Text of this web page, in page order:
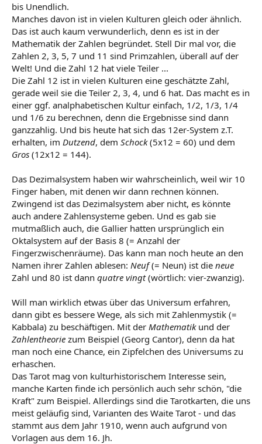
bis Unendlich.
Manches davon ist in vielen Kulturen gleich oder ähnlich.
Das ist auch kaum verwunderlich, denn es ist in der
Mathematik der Zahlen begründet. Stell Dir mal vor, die
Zahlen 2, 3, 5, 7 und 11 sind Primzahlen, überall auf der
Welt! Und die Zahl 12 hat viele Teiler ...
Die Zahl 12 ist in vielen Kulturen eine geschätzte Zahl,
gerade weil sie die Teiler 2, 3, 4, und 6 hat. Das macht es in
einer ggf. analphabetischen Kultur einfach, 1/2, 1/3, 1/4
und 1/6 zu berechnen, denn die Ergebnisse sind dann
ganzzahlig. Und bis heute hat sich das 12er-System z.T.
erhalten, im Dutzend, dem Schock(5x12 = 60) und dem
Gros (12x12 = 144).
Das Dezimalsystem haben wir wahrscheinlich, weil wir 10
Finger haben, mit denen wir dann rechnen können.
Zwingend ist das Dezimalsystem aber nicht, es könnte
auch andere Zahlensysteme geben. Und es gab sie
mutmaßlich auch, die Gallier hatten ursprünglich ein
Oktalsystem auf der Basis 8 (= Anzahl der
Fingerzwischenräume). Das kann man noch heute an den
Namen ihrer Zahlen ablesen: Neuf(= Neun) ist die neue
Zahl und 80 ist dann quatre vingt(wörtlich: vier-zwanzig).
Will man wirklich etwas über das Universum erfahren,
dann gibt es bessere Wege, als sich mit Zahlenmystik (=
Kabbala) zu beschäftigen. Mit der Mathematikund der
Zahlentheorie zum Beispiel (Georg Cantor), denn da hat
man noch eine Chance, ein Zipfelchen des Universums zu
erhaschen.
Das Tarot mag von kulturhistorischem Interesse sein,
manche Karten finde ich persönlich auch sehr schön, "die
Kraft" zum Beispiel. Allerdings sind die Tarotkarten, die uns
meist geläufig sind, Varianten des Waite Tarot - und das
stammt aus dem Jahr 1910, wenn auch aufgrund von
Vorlagen aus dem 16. Jh.